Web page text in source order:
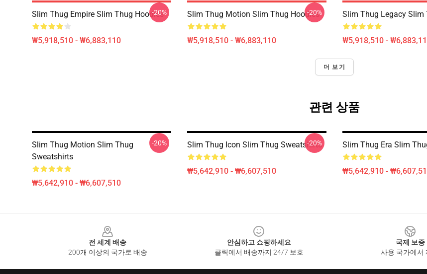
Slim Thug Empire Slim Thug Hoodies
₩5,918,510 - ₩6,883,110
-20% Slim Thug Motion Slim Thug Hoodies
₩5,918,510 - ₩6,883,110
-20% Slim Thug Legacy Slim
₩5,918,510 -
더 보기
관련 상품
Slim Thug Motion Slim Thug
Sweatshirts
₩5,642,910 - ₩6,607,510
-20% Slim Thug Icon Slim Thug Sweatshirts
₩5,642,910 - ₩6,607,510
-20% Slim Thug Era Slim
₩5,642,910 -
전 세계 배송
200개 이상의 국가로 배송
안심하고 쇼핑하세요
클릭에서 배송까지 24/7 보호
국제 보증
사용 국가에서